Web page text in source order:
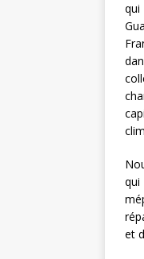
qui
qui
et